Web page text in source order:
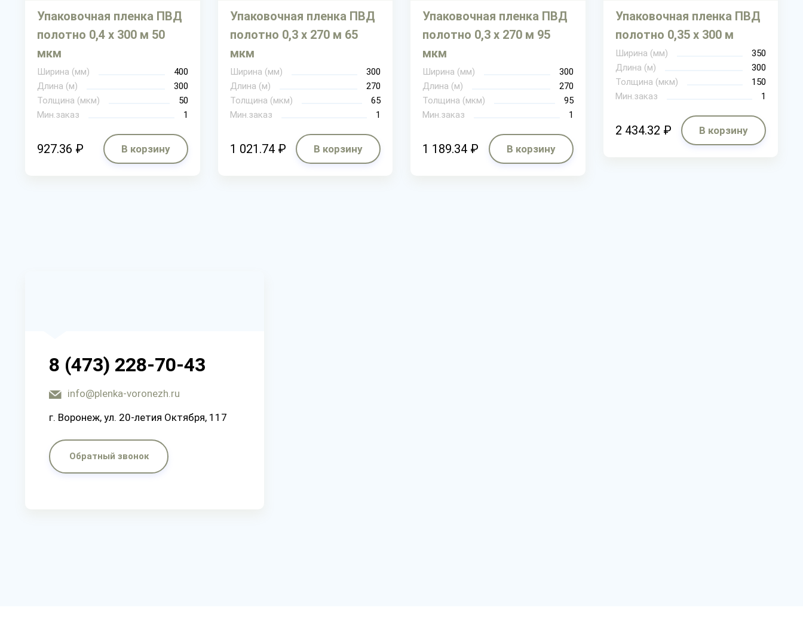
Упаковочная пленка ПВД
полотно 0,4 х 300 м 50
мкм
Ширина (мм)
400
Длина (м)
300
Толщина (мкм)
50
Мин.заказ
1
927.36 ₽ В корзину
Упаковочная пленка ПВД
полотно 0,3 х 270 м 65
мкм
Ширина (мм)
300
Длина (м)
270
Толщина (мкм)
65
Мин.заказ
1
1 021.74 ₽ В корзину
Упаковочная пленка ПВД
полотно 0,3 х 270 м 95
мкм
Ширина (мм)
300
Длина (м)
270
Толщина (мкм)
95
Мин.заказ
1
1 189.34 ₽ В корзину
Упаковочная пленка ПВД
полотно 0,35 х 300 м
Ширина (мм)
350
Длина (м)
300
Толщина (мкм)
150
Мин.заказ
1
2 434.32 ₽ В корзину
8 (473) 228-70-43
info@plenka-voronezh.ru
г. Воронеж, ул. 20-летия Октября, 117
Обратный звонок